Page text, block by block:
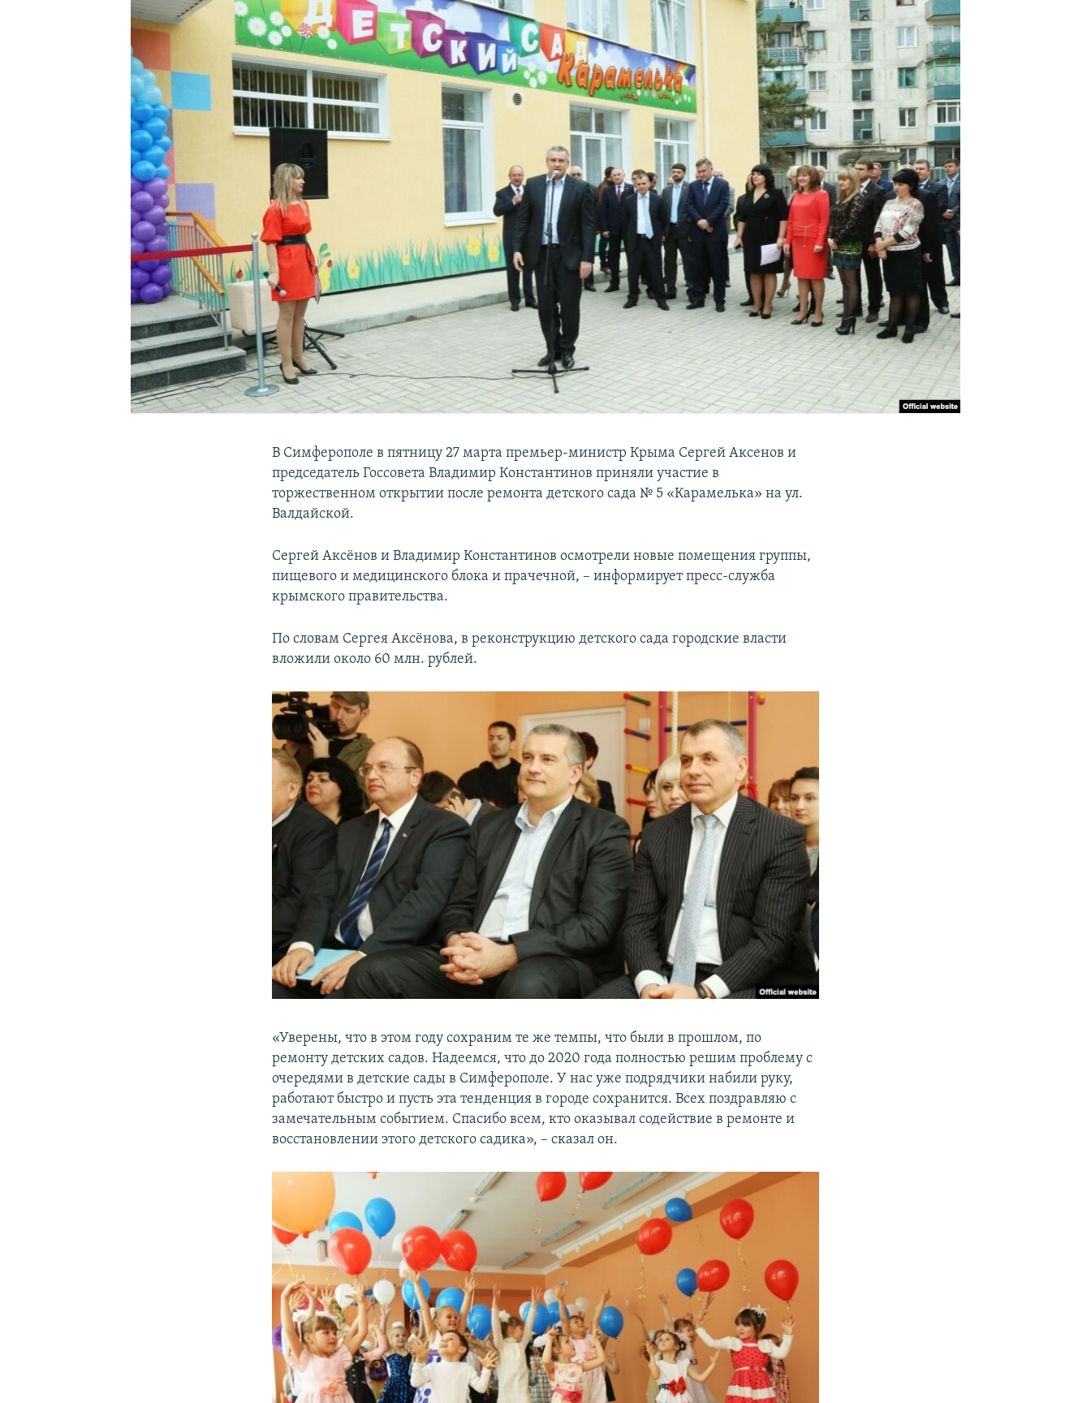
КРЫМ.НЕПОКОРЕННЫЙ
УКРАИНСКАЯ ПРОБЛЕМА КРЫМА
В Симферополе в пятницу 27 марта премьер-министр Крыма Сергей Аксенов и
председатель Госсовета Владимир Константинов приняли участие в
торжественном открытии после ремонта детского сада № 5 «Карамелька» на ул.
Валдайской.
Сергей Аксёнов и Владимир Константинов осмотрели новые помещения группы,
пищевого и медицинского блока и прачечной, – информирует пресс-служба
крымского правительства.
По словам Сергея Аксёнова, в реконструкцию детского сада городские власти
вложили около 60 млн. рублей.
«Уверены, что в этом году сохраним те же темпы, что были в прошлом, по
ремонту детских садов. Надеемся, что до 2020 года полностью решим проблему с
очередями в детские сады в Симферополе. У нас уже подрядчики набили руку,
работают быстро и пусть эта тенденция в городе сохранится. Всех поздравляю с
замечательным событием. Спасибо всем, кто оказывал содействие в ремонте и
восстановлении этого детского садика», – сказал он.